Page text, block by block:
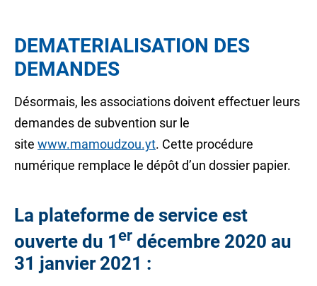
DEMATERIALISATION DES
DEMANDES
Désormais, les associations doivent effectuer leurs
demandes de subvention sur le
site www.mamoudzou.yt. Cette procédure
numérique remplace le dépôt d’un dossier papier.
La plateforme de service est
ouverte du 1er décembre 2020 au
31 janvier 2021 :